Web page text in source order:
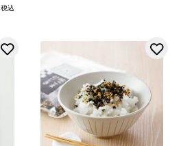
税込
お気に入りに登録する